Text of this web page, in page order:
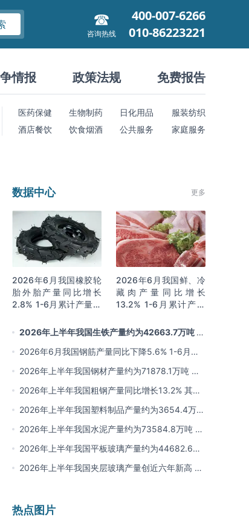
咨询热线
400-007-6266
010-86223221
情报 政策法规 免费报告
医药保健 生物制药 日化用品
服装纺织
酒店餐饮
饮食烟酒 公共服务 家庭服务
数据中心 更多
2026年6月我国橡胶轮
胎外胎产量同比增长
2.8% 1-6月累计产量同
2026年6月我国鲜、冷
藏肉产量同比增长
13.2% 1-6月累计产量
2026年上半年我国生铁产量约为42663.7万吨 同
比下降2.8% 其中河北产量占比22.7%排名第一
2026年6月我国钢筋产量同比下降5.6% 1-6月累
计产量同比下降10.7%
2026年上半年我国钢材产量约为71878.1万吨 同
比下降0.9% 其中河北以超亿吨产量排名第一
2026年上半年我国粗钢产量同比增长13.2% 其中
河北产量占比21.5%位居首位
2026年上半年我国塑料制品产量约为3654.4万吨
其中江苏、浙江产量分别占比18.9%、16.0%
2026年上半年我国水泥产量约为73584.8万吨 同
比下降8% 其中广东、浙江和安徽分别排名前三
2026年上半年我国平板玻璃产量约为44682.6万
重量箱 同比下降5.7% 其中河北产量最多 占比
2026年上半年我国夹层玻璃产量创近六年新高 约
热点图片